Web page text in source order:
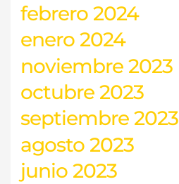
febrero 2024
enero 2024
noviembre 2023
octubre 2023
septiembre 2023
agosto 2023
junio 2023